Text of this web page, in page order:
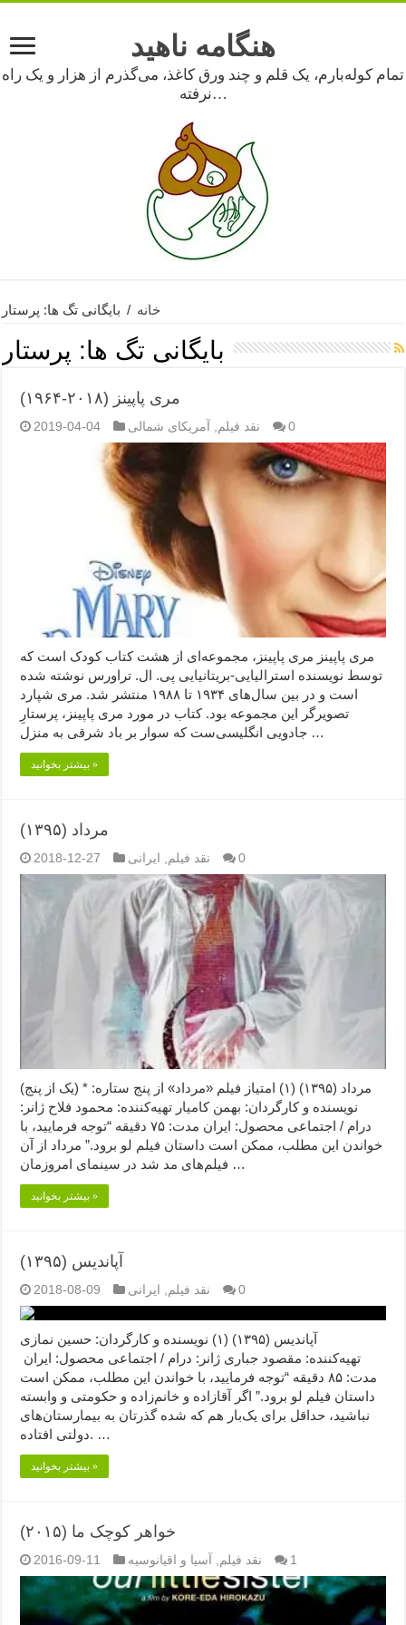
هنگامه ناهید
تمام کوله‌بارم، یک قلم و چند ورق کاغذ، می‌گذرم از هزار و یک راه
نرفته…
خانه / بایگانی تگ ها: پرستار
بایگانی تگ ها: پرستار
مری پاپینز (۲۰۱۸-۱۹۶۴)
2019-04-04 نقد فیلم آمریکای شمالی 0
مری پاپینز مری پاپینز، مجموعه‌ای از هشت کتاب کودک است که
توسط نویسنده استرالیایی-بریتانیایی پی. ال. تراورس نوشته شده
است و در بین سال‌های ۱۹۳۴ تا ۱۹۸۸ منتشر شد. مری شپارد
تصویرگر این مجموعه بود. کتاب در مورد مری پاپینز، پرستارِ
جادویی انگلیسی‌ست که سوار بر باد شرقی به منزل …
بیشتر بخوانید »
مرداد (۱۳۹۵)
2018-12-27 نقد فیلم ایرانی 0
مرداد (۱۳۹۵) (۱) امتیاز فیلم «مرداد» از پنج ستاره: * (یک از پنج)
نویسنده و کارگردان: بهمن کامیار تهیه‌کننده: محمود فلاح ژانر:
درام / اجتماعی محصول: ایران مدت: ۷۵ دقیقه “توجه فرمایید،‌ با
خواندن این مطلب، ممکن است داستان فیلم لو برود.” مرداد از آن
فیلم‌های مد شد در سینمای امروزمان …
بیشتر بخوانید »
آپاندیس (۱۳۹۵)
2018-08-09 نقد فیلم ایرانی 0
آپاندیس (۱۳۹۵) (۱) نویسنده و کارگردان: حسین نمازی
تهیه‌کننده: مقصود جباری ژانر: درام / اجتماعی محصول: ایران
مدت: ۸۵ دقیقه “توجه فرمایید،‌ با خواندن این مطلب، ممکن است
داستان فیلم لو برود.” اگر آقازاده و خانم‌زاده و حکومتی و وابسته
نباشید، حداقل برای یک‌بار هم که شده گذرتان به بیمارستان‌های
دولتی افتاده. …
بیشتر بخوانید »
خواهر کوچک ما (۲۰۱۵)
2016-09-11 نقد فیلم آسیا و اقیانوسیه 1